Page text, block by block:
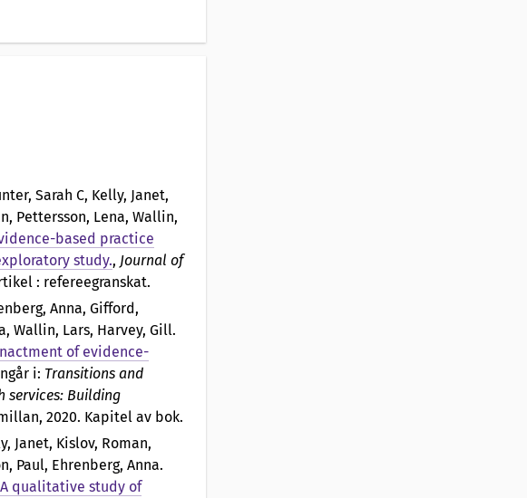
Sarah C, Kelly, Janet,
Pettersson, Lena, Wallin,
based practice
study., Journal of
: refereegranskat.
Anna, Gifford,
Wallin, Lars, Harvey, Gill.
of evidence-
i: Transitions and
services: Building
2020. Kapitel av bok.
Janet, Kislov, Roman,
Paul, Ehrenberg, Anna.
qualitative study of